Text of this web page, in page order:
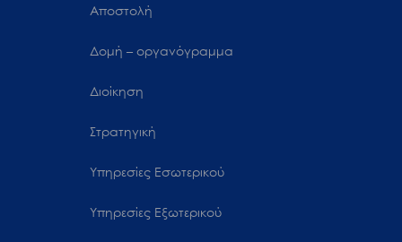
Αποστολή
Δομή – οργανόγραμμα
Διοίκηση
Στρατηγική
Υπηρεσίες Εσωτερικού
Υπηρεσίες Εξωτερικού